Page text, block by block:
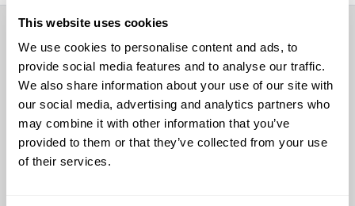
This website uses cookies
We use cookies to personalise content and ads, to
provide social media features and to analyse our traffic.
We also share information about your use of our site with
our social media, advertising and analytics partners who
may combine it with other information that you’ve
provided to them or that they’ve collected from your use
of their services.
Servizi aggiuntivi
Ritiro Usato
I nostri esperti ti forniranno una valutazione gratuita della